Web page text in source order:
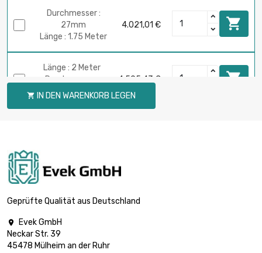
Durchmesser :
27mm
Länge : 1.75 Meter
4.021,01 € 
Länge : 2 Meter
Durchmesser :
27mm
4.595,43 € 
Durchmesser :
Länge : 1.5 Meter
Durchmesser :
30mm
 IN DEN WARENKORB LEGEN
Geprüfte Qualität aus Deutschland

Evek GmbH
Neckar Str. 39
45478 Mülheim an der Ruhr